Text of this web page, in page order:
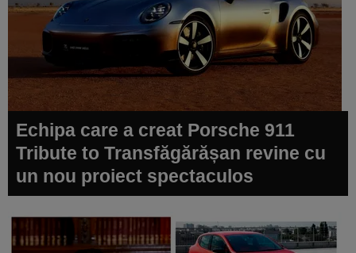
Echipa care a creat Porsche 911
Tribute to Transfăgărășan revine cu
un nou proiect spectaculos